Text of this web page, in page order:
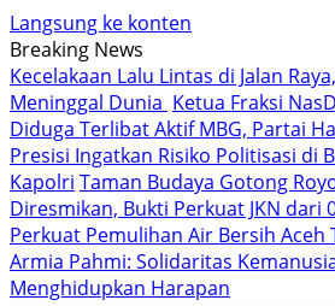
Langsung ke konten
Breaking News
Kecelakaan Lalu Lintas di Jalan
Meninggal Dunia Ketua Fraksi
Diduga Terlibat Aktif MBG, Partai
Presisi Ingatkan Risiko Politisasi di
Kapolri Taman Budaya Gotong
Diresmikan, Bukti Perkuat JKN dari
Perkuat Pemulihan Air Bersih Aceh
Armia Pahmi: Solidaritas
Menghidupkan Harapan